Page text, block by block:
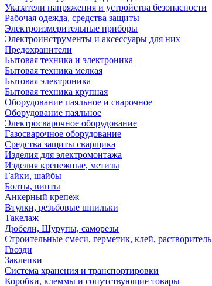
Указатели напряжения и устройства безопасности
Рабочая одежда, средства защиты
Электроизмерительные приборы
Электроинструменты и аксессуары для них
Предохранители
Бытовая техника и электроника
Бытовая техника мелкая
Бытовая электроника
Бытовая техника крупная
Оборудование паяльное и сварочное
Оборудование паяльное
Электросварочное оборудование
Газосварочное оборудование
Средства защиты сварщика
Изделия для электромонтажа
Изделия крепежные, метизы
Гайки, шайбы
Болты, винты
Анкерный крепеж
Втулки, резьбовые шпильки
Такелаж
Дюбели, Шурупы, саморезы
Строительные смеси, герметик, клей, растворитель
Гвозди
Заклепки
Система хранения и транспортировки
Коробки, клеммы и сопутствующие товары